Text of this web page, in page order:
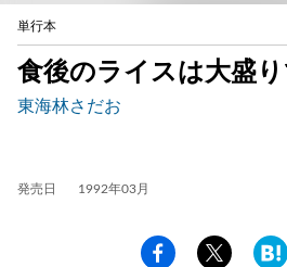
単行本
食後のライスは大盛
東海林さだお
発売日 1992年03月